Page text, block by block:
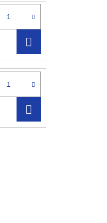
KOŠÍKU
KOŠÍKU